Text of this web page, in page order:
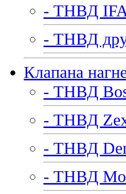
- ТНВД
- ТНВД
Клапана
- ТНВД
- ТНВД
- ТНВД
- ТНВД